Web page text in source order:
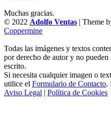
Muchas gracias.
© 2022 Adolfo Ventas | Theme
Coppermine
Todas las imágenes y textos
por derecho de autor y no
escrito.
Si necesita cualquier imagen o
utilice el Formulario de Contacto.
Aviso Legal | Política de Cookies